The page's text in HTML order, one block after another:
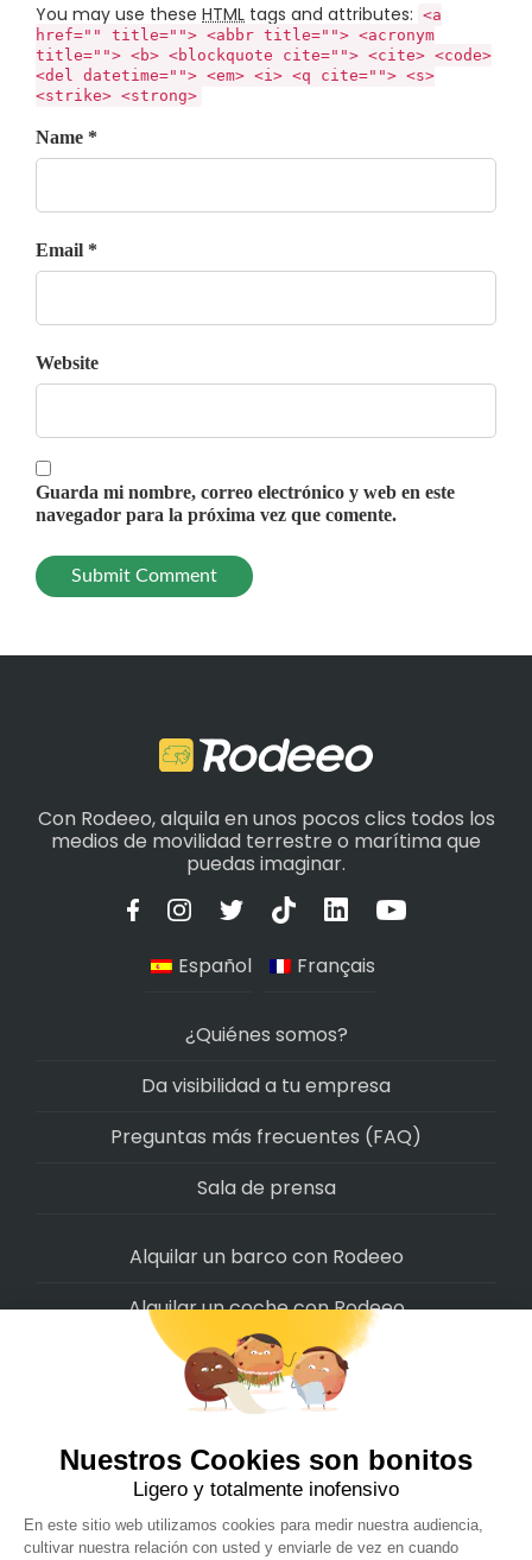
You may use these HTML tags and attributes: <a
href="" title=""> <abbr title=""> <acronym
title=""> <b> <blockquote cite=""> <cite> <code>
<del datetime=""> <em> <i> <q cite=""> <s>
<strike> <strong>
Name *
Email *
Website
Guarda mi nombre, correo electrónico y web en este
navegador para la próxima vez que comente.
Con Rodeeo, alquila en unos pocos clics todos los
medios de movilidad terrestre o marítima que
puedas imaginar.
Español Français
¿Quiénes somos?
Da visibilidad a tu empresa
Preguntas más frecuentes (FAQ)
Sala de prensa
Alquilar un barco con Rodeeo
Alquilar un coche con Rodeeo
Alquilar una moto con Rodeeo
Alquilar una scooter con Rodeeo
Alquilar una bicicleta con Rodeeo
Alquilar una autocaravana con Rodeeo